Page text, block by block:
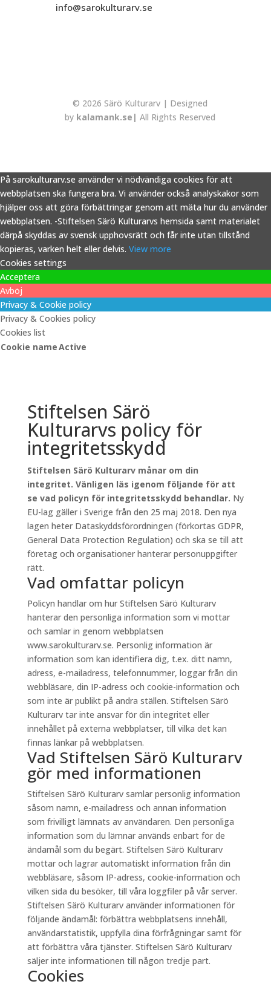
info@sarokulturarv.se
© 2026 Särö Kulturarv | Designed
by kalamank.se| All Rights Reserved
På sarokulturarv.se använder vi nödvändiga cookies för att
webbplatsen ska fungera bra. Vi använder också analyskakor som
hjälper oss att göra förbättringar genom att mäta hur du använder
webbplatsen. -Stiftelsen Särö Kulturarvs hemsida samt materialet
därpå skyddas av svensk upphovsrätt och får inte utan tillstånd
kopieras, varken helt eller delvis. View more
Cookies settings
Acceptera
Avböj
Privacy & Cookie policy
Privacy & Cookies policy
Cookies list
Cookie nameActive
Stiftelsen Särö
Kulturarvs policy för
integritetsskydd
Stiftelsen Särö Kulturarv månar om din
integritet. Vänligen läs igenom följande för att
se vad policyn för integritetsskydd behandlar. Ny
EU-lag gäller i Sverige från den 25 maj 2018. Den nya
lagen heter Dataskyddsförordningen (förkortas GDPR,
General Data Protection Regulation) och ska se till att
företag och organisationer hanterar personuppgifter
rätt.
Vad omfattar policyn
Policyn handlar om hur Stiftelsen Särö Kulturarv
hanterar den personliga information som vi mottar
och samlar in genom webbplatsen
www.sarokulturarv.se. Personlig information är
information som kan identifiera dig, t.ex. ditt namn,
adress, e-mailadress, telefonnummer, loggar från din
webbläsare, din IP-adress och cookie-information och
som inte är publikt på andra ställen. Stiftelsen Särö
Kulturarv tar inte ansvar för din integritet eller
innehållet på externa webbplatser, till vilka det kan
finnas länkar på webbplatsen.
Vad Stiftelsen Särö Kulturarv
gör med informationen
Stiftelsen Särö Kulturarv samlar personlig information
såsom namn, e-mailadress och annan information
som frivilligt lämnats av användaren. Den personliga
information som du lämnar används enbart för de
ändamål som du begärt. Stiftelsen Särö Kulturarv
mottar och lagrar automatiskt information från din
webbläsare, såsom IP-adress, cookie-information och
vilken sida du besöker, till våra loggfiler på vår server.
Stiftelsen Särö Kulturarv använder informationen för
följande ändamål: förbättra webbplatsens innehåll,
användarstatistik, uppfylla dina förfrågningar samt för
att förbättra våra tjänster. Stiftelsen Särö Kulturarv
säljer inte informationen till någon tredje part.
Cookies